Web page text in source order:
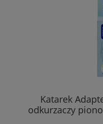
Katarek
odkurzaczy